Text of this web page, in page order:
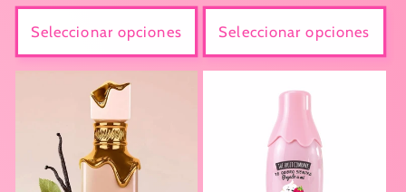
oferta
Seleccionar opciones Seleccionar opciones